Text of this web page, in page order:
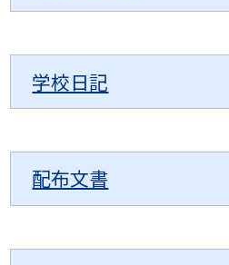
学校日記
配布文書